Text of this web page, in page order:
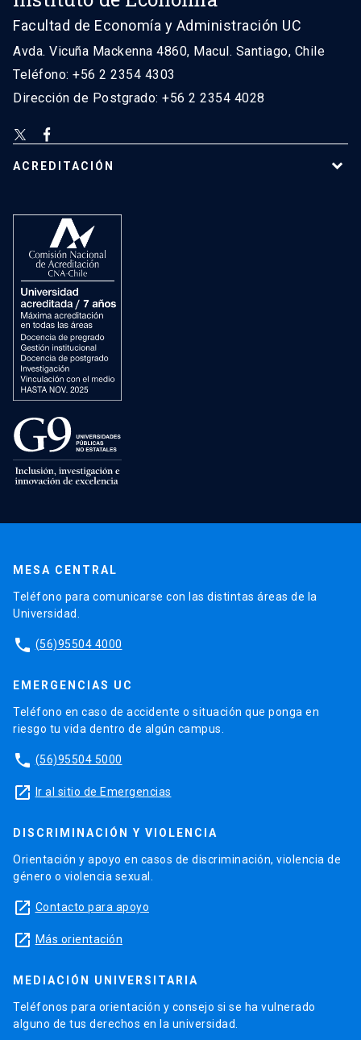
Facultad de Economía y Administración UC
Avda. Vicuña Mackenna 4860, Macul. Santiago, Chile
Teléfono: +56 2 2354 4303
Dirección de Postgrado: +56 2 2354 4028
ACREDITACIÓN
MESA CENTRAL
Teléfono para comunicarse con las distintas áreas de la
Universidad.
phone (56)95504 4000
EMERGENCIAS UC
Teléfono en caso de accidente o situación que ponga en
riesgo tu vida dentro de algún campus.
phone (56)95504 5000
launch Ir al sitio de Emergencias
DISCRIMINACIÓN Y VIOLENCIA
Orientación y apoyo en casos de discriminación, violencia de
género o violencia sexual.
launch Contacto para apoyo
launch Más orientación
MEDIACIÓN UNIVERSITARIA
Teléfonos para orientación y consejo si se ha vulnerado
alguno de tus derechos en la universidad.